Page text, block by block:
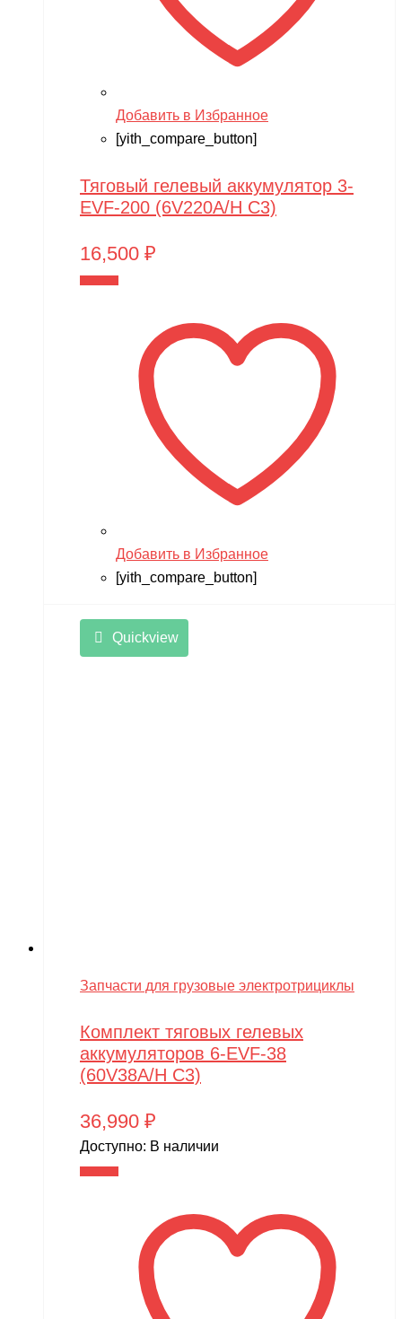
Добавить в Избранное
[yith_compare_button]
Тяговый гелевый аккумулятор 3-
EVF-200 (6V220A/H C3)
16,500 ₽
Добавить в Избранное
[yith_compare_button]
Quickview
Запчасти для грузовые электротрициклы
Комплект тяговых гелевых
аккумуляторов 6-EVF-38
(60V38A/H C3)
36,990 ₽
Доступно: В наличии